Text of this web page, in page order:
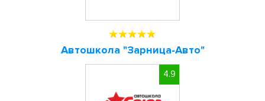
Автошкола "Зарница-Авто"
4.9